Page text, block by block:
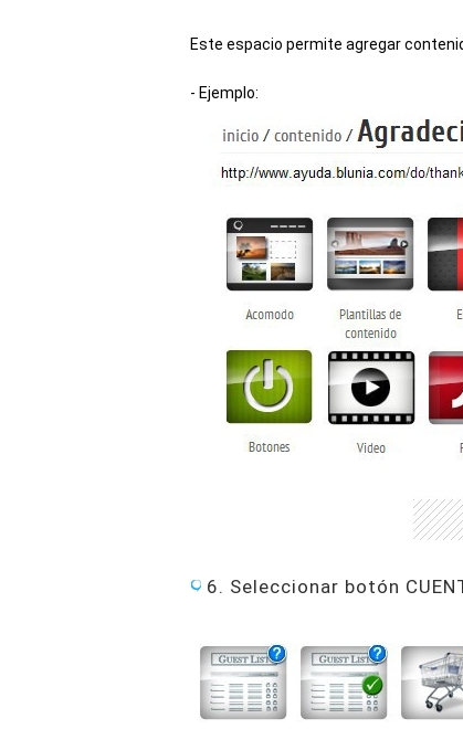
Este espacio permite agregar
- Ejemplo:
6. Seleccionar botón